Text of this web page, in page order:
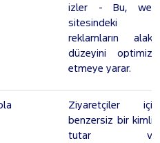
izler - Bu, web
sitesindeki
reklamların alaka
düzeyini optimize
etmeye yarar.
Ziyaretçiler için
benzersiz bir kimlik
tutar ve